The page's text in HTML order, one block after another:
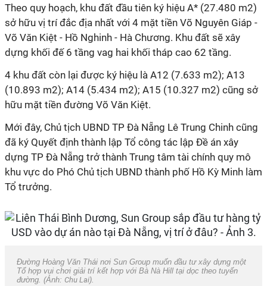
Theo quy hoạch, khu đất đầu tiên ký hiệu A* (27.480 m2)
sở hữu vị trí đắc địa nhất với 4 mặt tiền Võ Nguyên Giáp -
Võ Văn Kiệt - Hồ Nghinh - Hà Chương. Khu đất sẽ xây
dựng khối đế 6 tầng vag hai khối tháp cao 62 tầng.
4 khu đất còn lại được ký hiệu là A12 (7.633 m2); A13
(10.893 m2); A14 (5.434 m2); A15 (10.327 m2) cũng sở
hữu mặt tiền đường Võ Văn Kiệt.
Mới đây, Chủ tịch UBND TP Đà Nẵng Lê Trung Chinh cũng
đã ký Quyết định thành lập Tổ công tác lập Đề án xây
dựng TP Đà Nẵng trở thành Trung tâm tài chính quy mô
khu vực do Phó Chủ tịch UBND thành phố Hồ Kỳ Minh làm
Tổ trưởng.
Đường Hoàng Văn Thái nơi Sun Group muốn đầu tư xây dựng một
Tổ hợp vui chơi giải trí kết hợp với Bà Nà Hill tại dọc theo tuyến
đường. (Ảnh: Chu Lai).